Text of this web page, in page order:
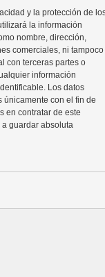
y la protección de
la información
nombre, dirección,
comerciales, ni tampoco
con terceras partes o
información
Los datos
únicamente con el fin de
en contratar de este
guardar absoluta